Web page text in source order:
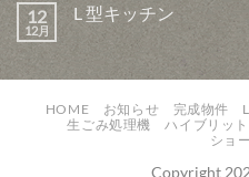
12
12月
L 型キッチン
HOME お知らせ 完成物件
生ごみ処理機
ハイブリッ
ショ
Copyright